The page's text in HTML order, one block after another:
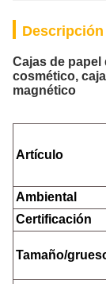
Cajas de papel
cosmético,
magnético
Artículo
Ambiental
Certificación
Tamaño/